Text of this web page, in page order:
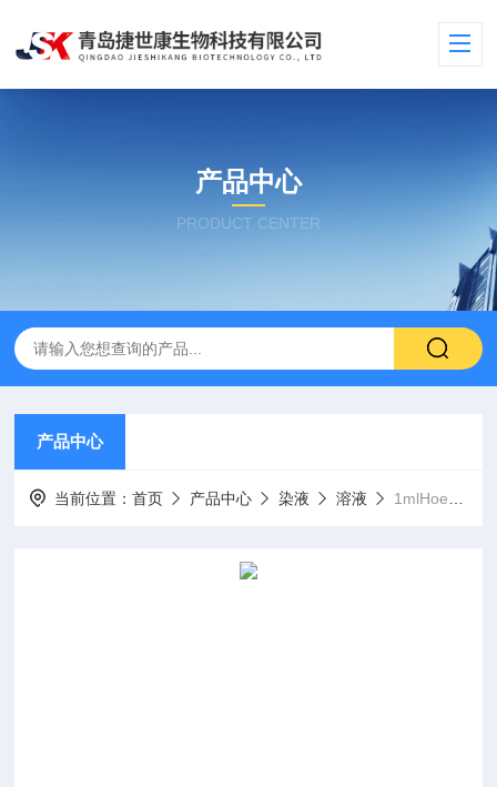
产品中心
PRODUCT CENTER
产品中心
当前位置：首页 产品中心 染液 溶液 1mlHoechst33342染色储存液